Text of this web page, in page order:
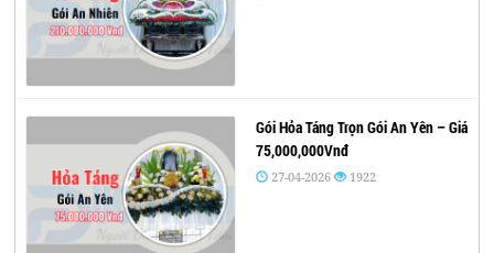
Gói Hỏa Táng Trọn Gói An Yên – Giá
75,000,000Vnđ
27-04-2026 1922